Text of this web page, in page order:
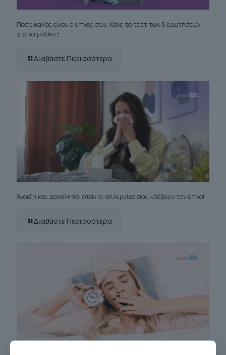
Πόσο καλός είναι ο ύπνος σου; Κάνε το τεστ των 5 ερωτήσεων
για να μάθεις!
Διαβάστε Περισσότερα
Άνοιξη και ροχαλητό: όταν οι αλλεργίες σου κλέβουν τον ύπνο!
Διαβάστε Περισσότερα